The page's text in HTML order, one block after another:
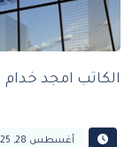
الكاتب امجد خدام
أغسطس 28, 2025